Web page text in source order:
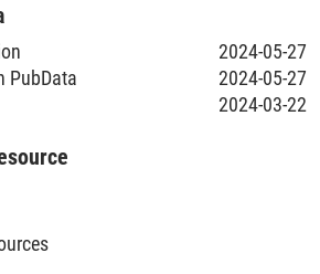
2024-05-27
PubData
2024-05-27
2024-03-22